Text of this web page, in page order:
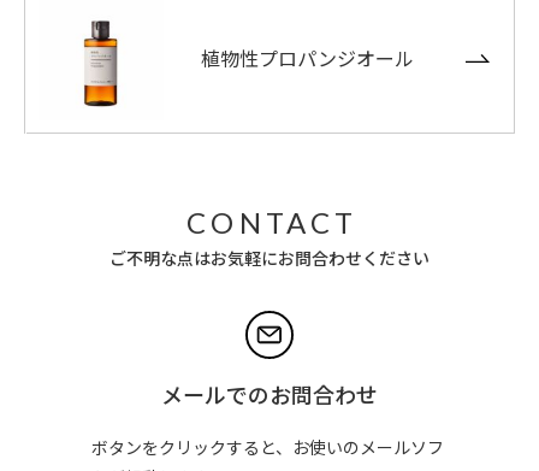
植物性プロパンジオール
CONTACT
ご不明な点はお気軽にお問合わせください
メールでのお問合わせ
ボタンをクリックすると、お使いのメールソフ